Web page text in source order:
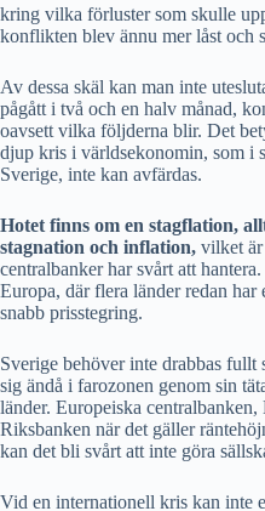
kring vilka förluster som skulle
konflikten blev ännu mer låst och
Av dessa skäl kan man inte
pågått i två och en halv månad,
oavsett vilka följderna blir. Det
djup kris i världsekonomin, som i
Sverige, inte kan avfärdas.
Hotet finns om en stagflation,
stagnation och inflation, vilket är
centralbanker har svårt att
Europa, där flera länder redan
snabb prisstegring.
Sverige behöver inte drabbas
sig ändå i farozonen genom sin
länder. Europeiska
Riksbanken när det gäller
kan det bli svårt att inte göra
Vid en internationell kris kan inte